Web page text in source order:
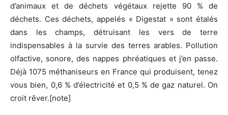
d’animaux et de déchets végétaux rejette 90 % de
déchets. Ces déchets, appelés « Digestat » sont étalés
dans les champs, détruisant les vers de terre
indispensables à la survie des terres arables. Pollution
olfactive, sonore, des nappes phréatiques et j’en passe.
Déjà 1075 méthaniseurs en France qui produisent, tenez
vous bien, 0,6 % d’électricité et 0,5 % de gaz naturel. On
croit rêver.[note]